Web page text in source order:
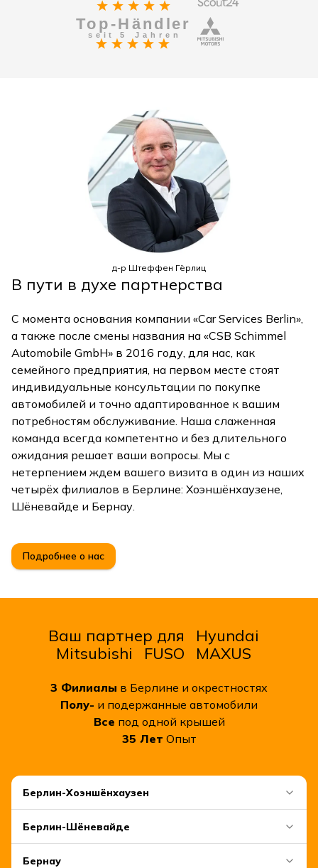
д-р Штеффен Гёрлиц
В пути в духе партнерства
С момента основания компании «Car Services Berlin»,
а также после смены названия на «CSB Schimmel
Automobile GmbH» в 2016 году, для нас, как
семейного предприятия, на первом месте стоят
индивидуальные консультации по покупке
автомобилей и точно адаптированное к вашим
потребностям обслуживание. Наша слаженная
команда всегда компетентно и без длительного
ожидания решает ваши вопросы. Мы с
нетерпением ждем вашего визита в один из наших
четырёх филиалов в Берлине: Хоэншёнхаузене,
Шёневайде и Бернау.
Подробнее о нас
Ваш партнер для
Hyundai
Mitsubishi
FUSO MAXUS
3 Филиалы в Берлине и окрестностях
Полу- и подержанные автомобили
Все под одной крышей
35 Лет Опыт
Берлин-Хоэншёнхаузен
Берлин-Шёневайде
Бернау